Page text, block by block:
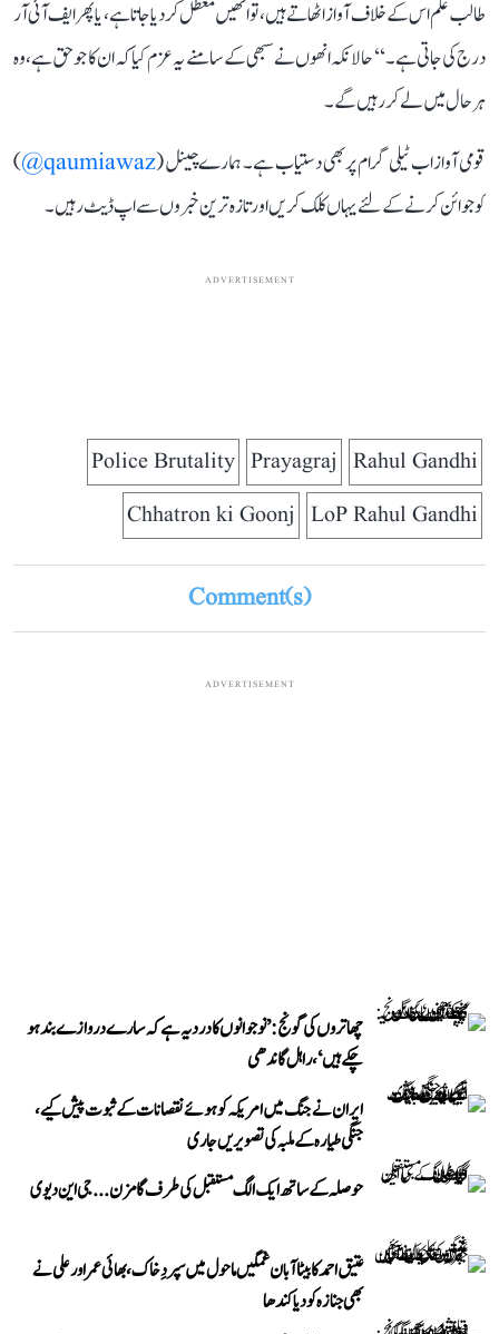
طالب علم اس کے خلاف آواز اٹھاتے ہیں، تو انھیں معطل کر دیا جاتا ہے، یا پھر ایف آئی آر
درج کی جاتی ہے۔‘‘ حالانکہ انھوں نے سبھی کے سامنے یہ عزم کیا کہ ان کا جو حق ہے، وہ
ہر حال میں لے کر رہیں گے۔
قومی آواز اب ٹیلی گرام پر بھی دستیاب ہے۔ ہمارے چینل (qaumiawaz@
)
کو جوائن کرنے کے لئے یہاں کلک کریں اور تازہ ترین خبروں سے اپ ڈیٹ رہیں۔
ADVERTISEMENT
Rahul Gandhi
Prayagraj
Police Brutality
LoP Rahul Gandhi
Chhatron ki Goonj
Comment(s)
ADVERTISEMENT
چھاتروں کی گونج: ’نوجوانوں کا درد یہ ہے کہ سارے دروازے بند ہو
چکے ہیں‘، راہل گاندھی
ایران نے جنگ میں امریکہ کو ہوئے نقصانات کے ثبوت پیش کیے،
جنگی طیارہ کے ملبہ کی تصویریں جاری
حوصلہ کے ساتھ ایک الگ مستقبل کی طرف گامزن... جی این دیوی
عتیق احمد کا بیٹا آبان غمگین ماحول میں سپردِ خاک، بھائی عمر اور علی نے
بھی جنازہ کو دیا کندھا